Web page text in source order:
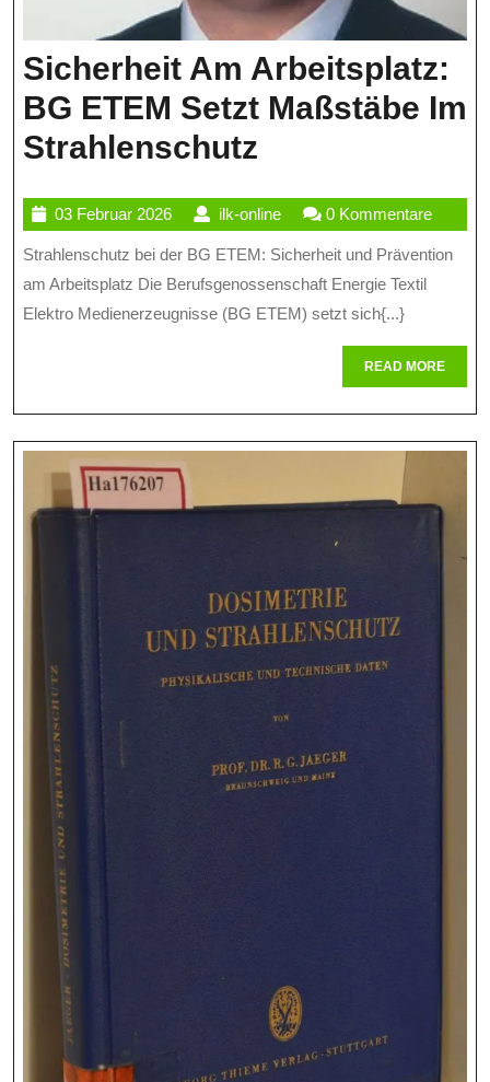
Sicherheit Am Arbeitsplatz:
BG ETEM Setzt Maßstäbe Im
Strahlenschutz
Arbeitsplatz:
BG
ETEM
Maßstäbe
Im
03 Februar 202603
Februar
2026
ilk-onlineilk-
online
0 Kommentare
Strahlenschutz bei der BG ETEM: Sicherheit und Prävention
am Arbeitsplatz Die Berufsgenossenschaft Energie Textil
Elektro Medienerzeugnisse (BG ETEM) setzt sich{...}
READ MOREREAD
MORE